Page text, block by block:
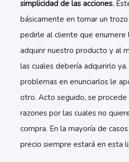
simplicidad de las acciones.
básicamente en tomar un
pedirle al cliente que enumere
adquirir nuestro producto y al
las cuales debería adquirirlo
problemas en enunciarlos le
otro. Acto seguido, se
razones por las cuales no
compra. En la mayoría de
precio siempre estará en esta